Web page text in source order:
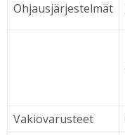
Ohjausjärjestelmät
Vakiovarusteet